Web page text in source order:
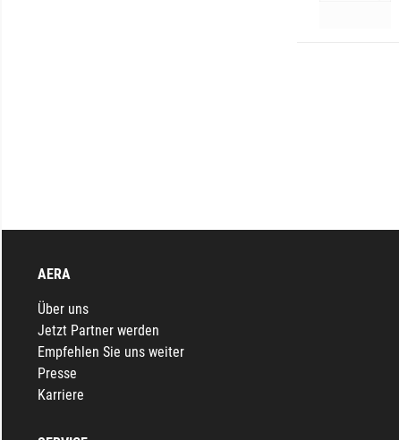
AERA
Über uns
Jetzt Partner werden
Empfehlen Sie uns weiter
Presse
Karriere